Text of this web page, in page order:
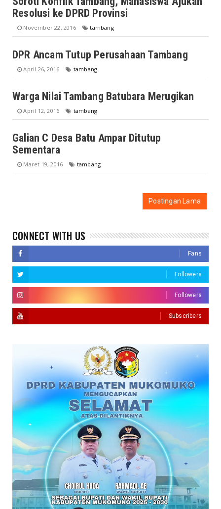
Resolusi ke DPRD Provinsi
November 22, 2016 tambang
DPR Ancam Tutup Perusahaan Tambang
April 26, 2016 tambang
Warga Nilai Tambang Batubara Merugikan
April 12, 2016 tambang
Galian C Desa Batu Ampar Ditutup
Sementara
Maret 19, 2016 tambang
Postingan Lama
CONNECT WITH US
Fans
Followers
Followers
Subscribers